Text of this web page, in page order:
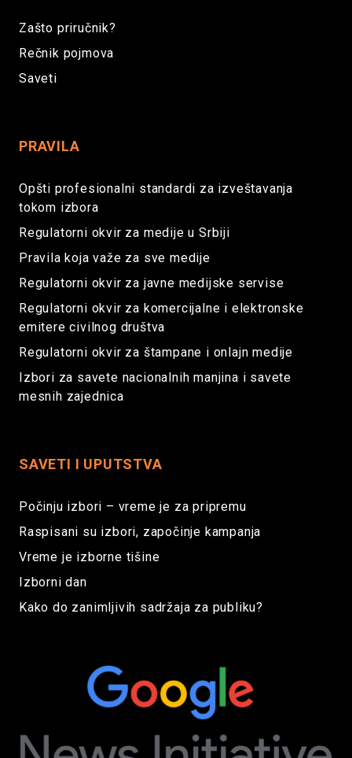
Zašto priručnik?
Rečnik pojmova
Saveti
PRAVILA
Opšti profesionalni standardi za izveštavanja
tokom izbora
Regulatorni okvir za medije u Srbiji
Pravila koja važe za sve medije
Regulatorni okvir za javne medijske servise
Regulatorni okvir za komercijalne i elektronske
emitere civilnog društva
Regulatorni okvir za štampane i onlajn medije
Izbori za savete nacionalnih manjina i savete
mesnih zajednica
SAVETI I UPUTSTVA
Počinju izbori – vreme je za pripremu
Raspisani su izbori, započinje kampanja
Vreme je izborne tišine
Izborni dan
Kako do zanimljivih sadržaja za publiku?